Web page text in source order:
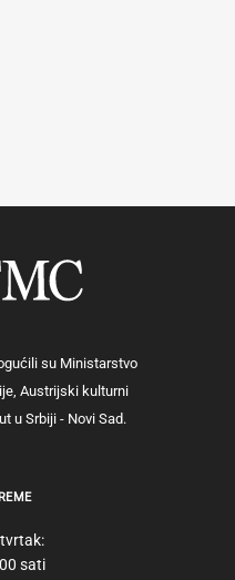
su Ministarstvo
Austrijski kulturni
u Srbiji - Novi Sad.
sati